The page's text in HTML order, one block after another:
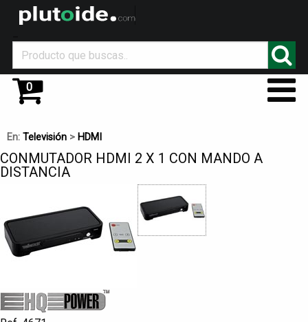
0
En: Televisión > HDMI
CONMUTADOR HDMI 2 X 1 CON MANDO A
DISTANCIA